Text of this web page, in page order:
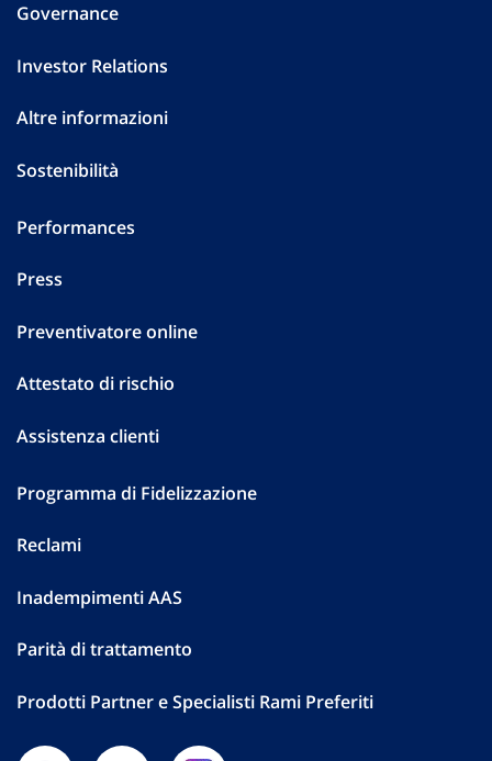
Governance
Investor Relations
Altre informazioni
Sostenibilità
Performances
Press
Preventivatore online
Attestato di rischio
Assistenza clienti
Programma di Fidelizzazione
Reclami
Inadempimenti AAS
Parità di trattamento
Prodotti Partner e Specialisti Rami Preferiti